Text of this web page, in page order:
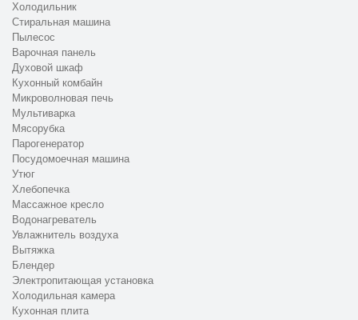
Холодильник
Стиральная машина
Пылесос
Варочная панель
Духовой шкаф
Кухонный комбайн
Микроволновая печь
Мультиварка
Мясорубка
Парогенератор
Посудомоечная машина
Утюг
Хлебопечка
Массажное кресло
Водонагреватель
Увлажнитель воздуха
Вытяжка
Блендер
Электропитающая установка
Холодильная камера
Кухонная плита